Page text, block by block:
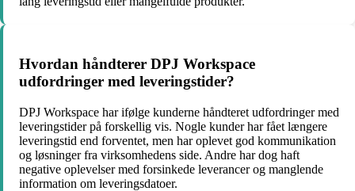
Hvordan håndterer DPJ Workspace
udfordringer med leveringstider?
DPJ Workspace har ifølge kunderne håndteret udfordringer med
leveringstider på forskellig vis. Nogle kunder har fået længere
leveringstid end forventet, men har oplevet god kommunikation
og løsninger fra virksomhedens side. Andre har dog haft
negative oplevelser med forsinkede leverancer og manglende
information om leveringsdatoer.